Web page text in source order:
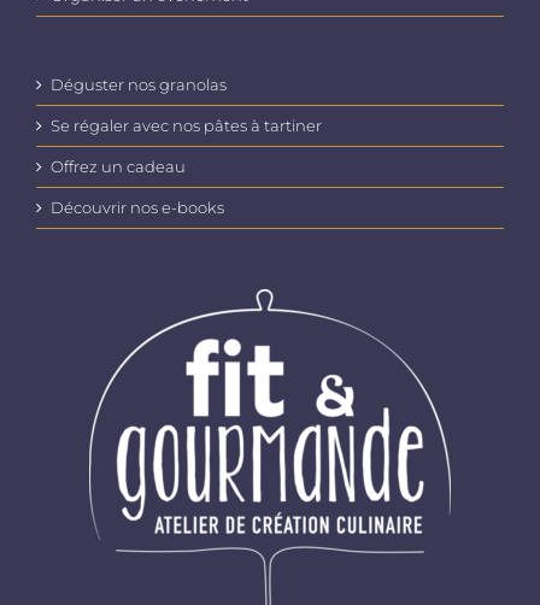
Déguster nos granolas
Se régaler avec nos pâtes à tartiner
Offrez un cadeau
Découvrir nos e-books